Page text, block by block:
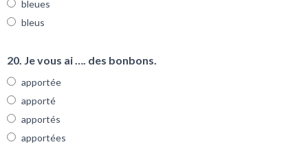
bleues
bleus
20. Je vous ai …. des bonbons.
apportée
apporté
apportés
apportées